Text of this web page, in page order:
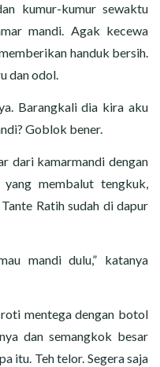
kumur-kumur sewaktu
mandi. Agak kecewa
handuk bersih.
dan odol.
Barangkali dia kira aku
Goblok bener.
dari kamarmandi dengan
membalut tengkuk,
Ratih sudah di dapur
mandi dulu,” katanya
mentega dengan botol
dan semangkok besar
itu. Teh telor. Segera saja